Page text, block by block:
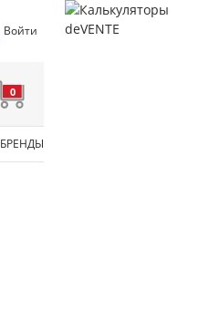
Войти
0
БРЕНДЫ